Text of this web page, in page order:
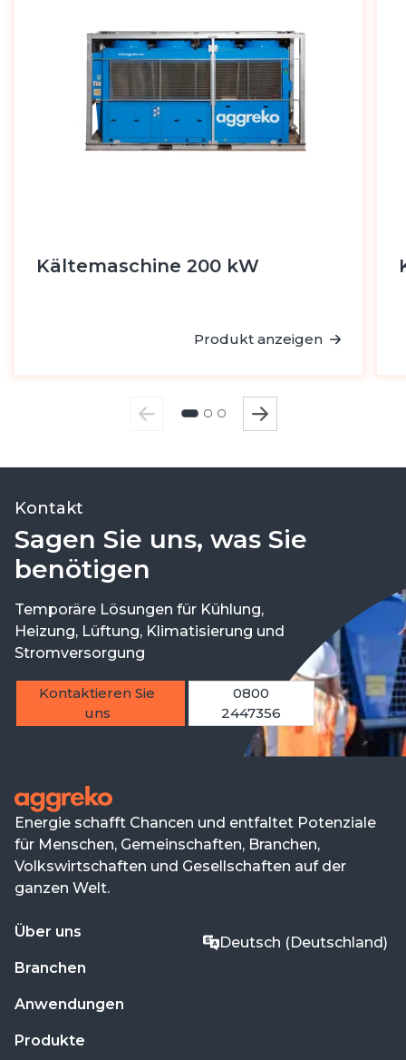
Kältemaschine 200 kW
Produkt anzeigen
Kontakt
Sagen Sie uns, was Sie
benötigen
Temporäre Lösungen für Kühlung,
Heizung, Lüftung, Klimatisierung und
Stromversorgung
Kontaktieren Sie
uns
0800
2447356
Energie schafft Chancen und entfaltet Potenziale
für Menschen, Gemeinschaften, Branchen,
Volkswirtschaften und Gesellschaften auf der
ganzen Welt.
Deutsch (Deutschland)
Über uns
Branchen
Anwendungen
Produkte